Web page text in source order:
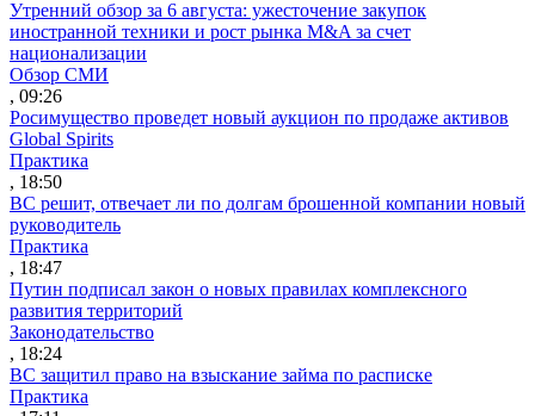
Утренний обзор за 6 августа: ужесточение закупок
иностранной техники и рост рынка M&A за счет
национализации
Обзор СМИ
, 09:26
Росимущество проведет новый аукцион по продаже активов
Global Spirits
Практика
, 18:50
ВС решит, отвечает ли по долгам брошенной компании новый
руководитель
Практика
, 18:47
Путин подписал закон о новых правилах комплексного
развития территорий
Законодательство
, 18:24
ВС защитил право на взыскание займа по расписке
Практика